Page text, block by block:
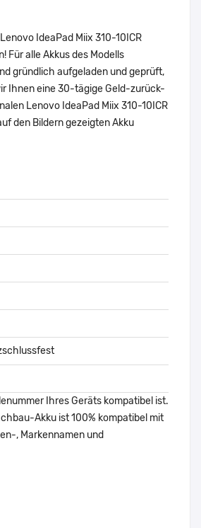
IdeaPad Miix 310-10ICR
Für alle Akkus des Modells
gründlich aufgeladen und geprüft,
Ihnen eine 30-tägige Geld-zurück-
Lenovo IdeaPad Miix 310-10ICR
den Bildern gezeigten Akku
Ihres Geräts kompatibel ist.
Akku ist 100% kompatibel mit
, Markennamen und